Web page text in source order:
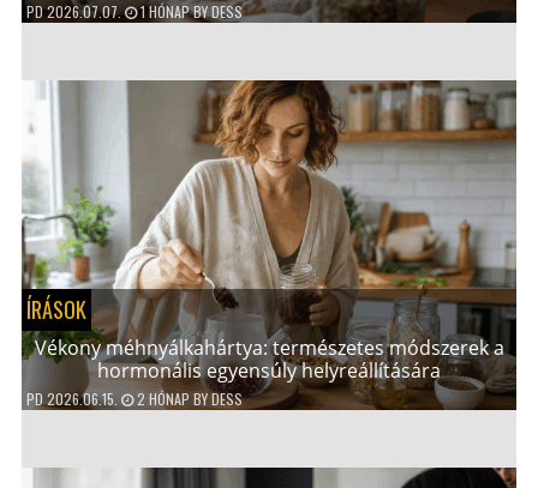
PD2026.07.07. 1 HÓNAPBYDESS
ÍRÁSOK
Vékony méhnyálkahártya: természetes módszerek a
hormonális egyensúly helyreállítására
PD 2026.06.15. 2 HÓNAP BYDESS